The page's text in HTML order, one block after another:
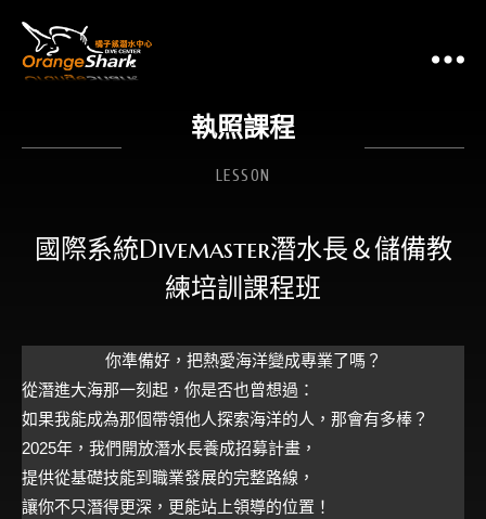
執照課程
LESSON
國際系統Divemaster潛水長＆儲備教
練培訓課程班
你準備好，把熱愛海洋變成專業了嗎？
從潛進大海那一刻起，你是否也曾想過：
如果我能成為那個帶領他人探索海洋的人，那會有多棒？
2025年，我們開放潛水長養成招募計畫，
提供從基礎技能到職業發展的完整路線，
讓你不只潛得更深，更能站上領導的位置！